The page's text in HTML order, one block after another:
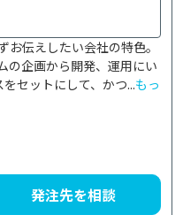
伝えしたい会社の特色。
の企画から開発、運用にい
セットにして、かつ...もっ
発注先を相談